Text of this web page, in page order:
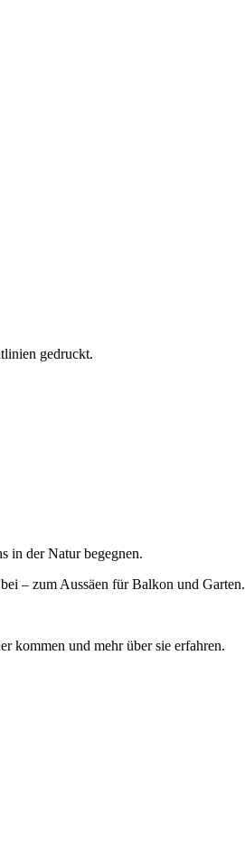
gedruckt.
in der Natur begegnen.
– zum Aussäen für Balkon und Garten.
kommen und mehr über sie erfahren.